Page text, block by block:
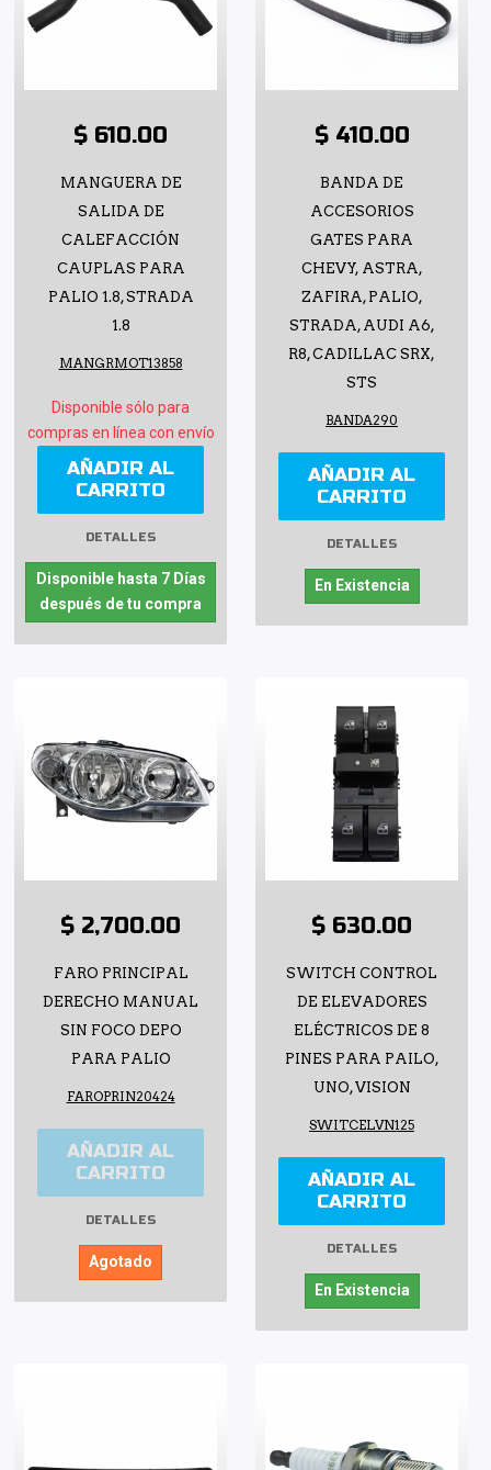
$ 610.00
MANGUERA DE
SALIDA DE
CALEFACCIÓN
CAUPLAS PARA
PALIO 1.8, STRADA
1.8
MANGRMOT13858
Disponible sólo para
compras en línea con envío
AÑADIR AL
CARRITO
DETALLES
Disponible hasta 7 Días
después de tu compra
$ 410.00
BANDA DE
ACCESORIOS
GATES PARA
CHEVY, ASTRA,
ZAFIRA, PALIO,
STRADA, AUDI A6,
R8, CADILLAC SRX,
STS
BANDA290
AÑADIR AL
CARRITO
DETALLES
En Existencia
$ 2,700.00
FARO PRINCIPAL
DERECHO MANUAL
SIN FOCO DEPO
PARA PALIO
FAROPRIN20424
AÑADIR AL
CARRITO
DETALLES
Agotado
$ 630.00
SWITCH CONTROL
DE ELEVADORES
ELÉCTRICOS DE 8
PINES PARA PAILO,
UNO, VISION
SWITCELVN125
AÑADIR AL
CARRITO
DETALLES
En Existencia